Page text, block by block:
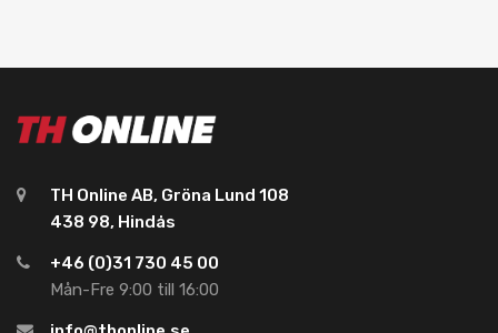
TH Online AB, Gröna Lund 108
438 98, Hindås
+46 (0)31 730 45 00
Mån-Fre 9:00 till 16:00